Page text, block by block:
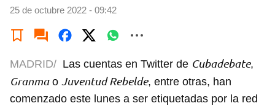
25 de octubre 2022 - 09:42
MADRID/ Las cuentas en Twitter de Cubadebate,
Granmao Juventud Rebelde, entre otras, han
comenzado este lunes a ser etiquetadas por la red